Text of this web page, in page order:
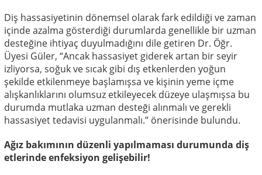
Diş hassasiyetinin dönemsel olarak fark edildiği ve zaman
içinde azalma gösterdiği durumlarda genellikle bir uzman
desteğine ihtiyaç duyulmadığını dile getiren Dr. Öğr.
Üyesi Güler, “Ancak hassasiyet giderek artan bir seyir
izliyorsa, soğuk ve sıcak gibi dış etkenlerden yoğun
şekilde etkilenmeye başlamışsa ve kişinin yeme içme
alışkanlıklarını olumsuz etkileyecek düzeye ulaşmışsa bu
durumda mutlaka uzman desteği alınmalı ve gerekli
hassasiyet tedavisi uygulanmalı.” önerisinde bulundu.
Ağız bakımının düzenli yapılmaması durumunda diş
etlerinde enfeksiyon gelişebilir!